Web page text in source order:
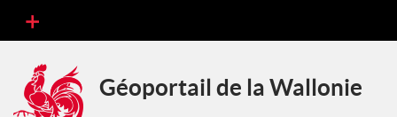
Géoportail de la Wallonie